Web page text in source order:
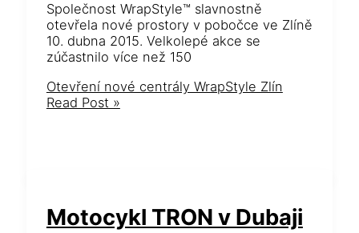
Společnost WrapStyle™ slavnostně
otevřela nové prostory v pobočce ve Zlíně
10. dubna 2015. Velkolepé akce se
zúčastnilo více než 150
Otevření nové centrály WrapStyle Zlín
Read Post »
Motocykl TRON v Dubaji